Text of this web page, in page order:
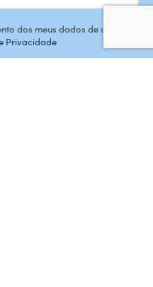
dos meus dados de acordo
Privacidade